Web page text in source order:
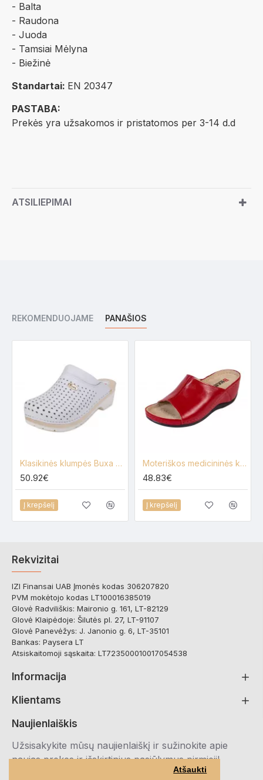
Atšaukti
- Balta
- Raudona
- Juoda
- Tamsiai Mėlyna
- Biežinė
Standartai: EN 20347
PASTABA:
Prekės yra užsakomos ir pristatomos per 3-14 d.d
ATSILIEPIMAI
REKOMENDUOJAME PANAŠIOS
Klasikinės klumpės Buxa FPU11
50.92€
Į krepšelį
Moteriškos medicininės klumpės Buxa Anatomic BZ320
48.83€
Į krepšelį
Rekvizitai
IZI Finansai UAB Įmonės kodas 306207820
PVM mokėtojo kodas LT100016385019
Glovė Radviliškis: Maironio g. 161, LT-82129
Glovė Klaipėdoje: Šilutės pl. 27, LT-91107
Glovė Panevėžys: J. Janonio g. 6, LT-35101
Bankas: Paysera LT
Atsiskaitomoji sąskaita: LT723500010017054538
Informacija
Klientams
Naujienlaiškis
Užsisakykite mūsų naujienlaiškį ir sužinokite apie
naujas prekes ir išskirtinius pasiūlymus pirmieji!